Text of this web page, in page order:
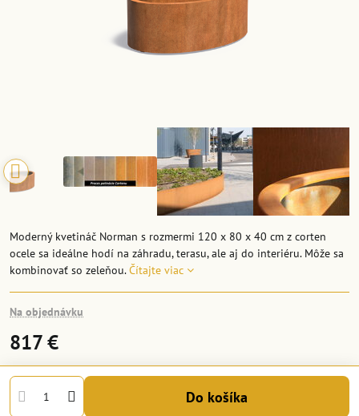
Moderný kvetináč Norman s rozmermi 120 x 80 x 40 cm z corten
ocele sa ideálne hodí na záhradu, terasu, ale aj do interiéru. Môže sa
kombinovať so zeleňou.Čítajte viac
Na objednávku
817 €
Do košíka